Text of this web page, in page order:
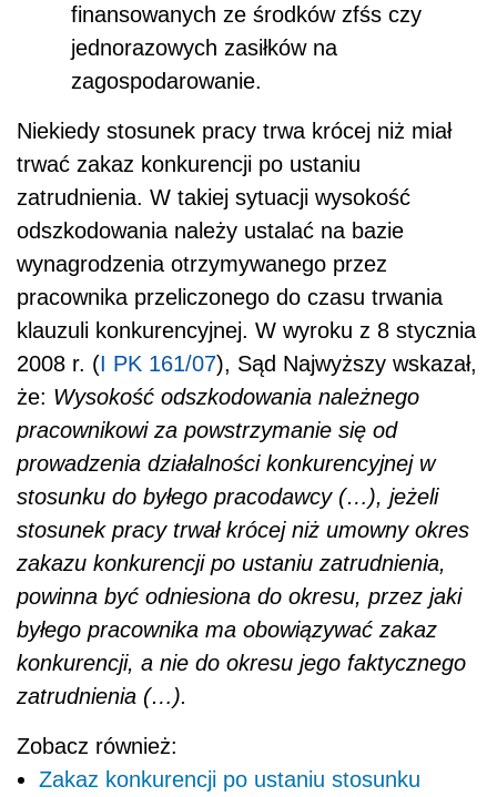
finansowanych ze środków zfśs czy
jednorazowych zasiłków na
zagospodarowanie.
Niekiedy stosunek pracy trwa krócej niż miał
trwać zakaz konkurencji po ustaniu
zatrudnienia. W takiej sytuacji wysokość
odszkodowania należy ustalać na bazie
wynagrodzenia otrzymywanego przez
pracownika przeliczonego do czasu trwania
klauzuli konkurencyjnej. W wyroku z 8 stycznia
2008 r. (I PK 161/07), Sąd Najwyższy wskazał,
że: Wysokość odszkodowania należnego
pracownikowi za powstrzymanie się od
prowadzenia działalności konkurencyjnej w
stosunku do byłego pracodawcy (…), jeżeli
stosunek pracy trwał krócej niż umowny okres
zakazu konkurencji po ustaniu zatrudnienia,
powinna być odniesiona do okresu, przez jaki
byłego pracownika ma obowiązywać zakaz
konkurencji, a nie do okresu jego faktycznego
zatrudnienia (…).
Zobacz również:
Zakaz konkurencji po ustaniu stosunku